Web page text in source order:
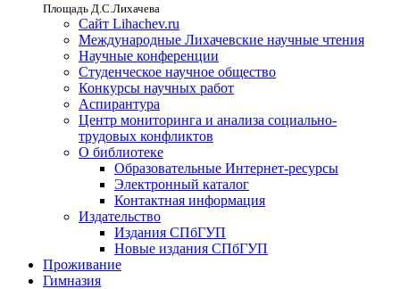
Площадь Д.С.Лихачева
Сайт Lihachev.ru
Международные Лихачевские научные чтения
Научные конференции
Студенческое научное общество
Конкурсы научных работ
Аспирантура
Центр мониторинга и анализа социально-
трудовых конфликтов
О библиотеке
Образовательные Интернет-ресурсы
Электронный каталог
Контактная информация
Издательство
Издания СПбГУП
Новые издания СПбГУП
Проживание
Гимназия